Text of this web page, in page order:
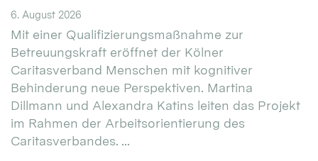
6. August 2026
Mit einer Qualifizierungsmaßnahme zur
Betreuungskraft eröffnet der Kölner
Caritasverband Menschen mit kognitiver
Behinderung neue Perspektiven. Martina
Dillmann und Alexandra Katins leiten das Projekt
im Rahmen der Arbeitsorientierung des
Caritasverbandes. ...